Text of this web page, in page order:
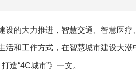
的大力推进，智慧交通、智慧医疗
活和工作方式，在智慧城市建设大
造“4C城市”》一文。